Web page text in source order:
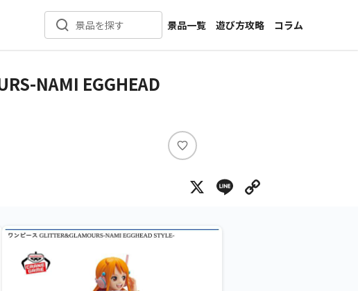
景品を探す
景品一覧
新着景品
遊び方攻略
コラム
インタビュー
NAMI EGGHEAD
い
ね
X Line